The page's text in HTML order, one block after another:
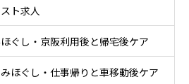
ト求人
ぐし・京阪利用後と帰宅後ケア
ほぐし・仕事帰りと車移動後ケア